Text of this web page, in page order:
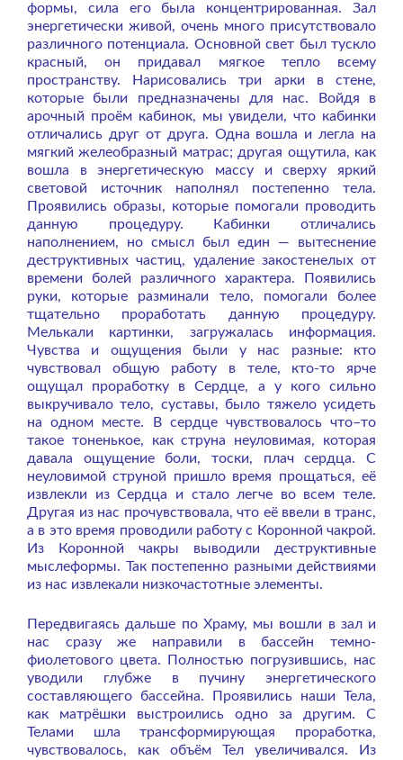
формы, сила его была концентрированная. Зал
энергетически живой, очень много присутствовало
различного потенциала. Основной свет был тускло
красный, он придавал мягкое тепло всему
пространству. Нарисовались три арки в стене,
которые были предназначены для нас. Войдя в
арочный проём кабинок, мы увидели, что кабинки
отличались друг от друга. Одна вошла и легла на
мягкий желеобразный матрас; другая ощутила, как
вошла в энергетическую массу и сверху яркий
световой источник наполнял постепенно тела.
Проявились образы, которые помогали проводить
данную процедуру. Кабинки отличались
наполнением, но смысл был един — вытеснение
деструктивных частиц, удаление закостенелых от
времени болей различного характера. Появились
руки, которые разминали тело, помогали более
тщательно проработать данную процедуру.
Мелькали картинки, загружалась информация.
Чувства и ощущения были у нас разные: кто
чувствовал общую работу в теле, кто-то ярче
ощущал проработку в Сердце, а у кого сильно
выкручивало тело, суставы, было тяжело усидеть
на одном месте. В сердце чувствовалось что–то
такое тоненькое, как струна неуловимая, которая
давала ощущение боли, тоски, плач сердца. С
неуловимой струной пришло время прощаться, её
извлекли из Сердца и стало легче во всем теле.
Другая из нас прочувствовала, что её ввели в транс,
а в это время проводили работу с Коронной чакрой.
Из Коронной чакры выводили деструктивные
мыслеформы. Так постепенно разными действиями
из нас извлекали низкочастотные элементы.
Передвигаясь дальше по Храму, мы вошли в зал и
нас сразу же направили в бассейн темно-
фиолетового цвета. Полностью погрузившись, нас
уводили глубже в пучину энергетического
составляющего бассейна. Проявились наши Тела,
как матрёшки выстроились одно за другим. С
Телами шла трансформирующая проработка,
чувствовалось, как объём Тел увеличивался. Из